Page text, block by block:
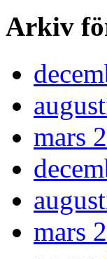
Arkiv
mars
mars